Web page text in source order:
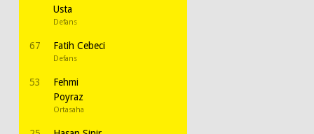
Usta
Defans
67 Fatih Cebeci
Defans
53
Fehmi
Poyraz
Ortasaha